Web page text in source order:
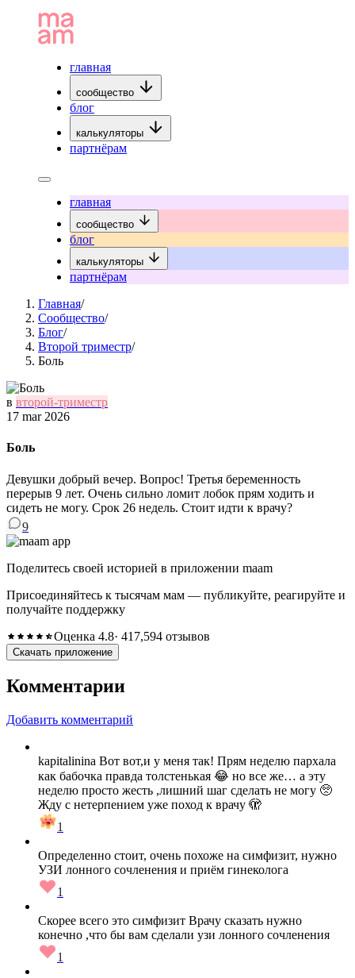
главная
сообщество
блог
калькуляторы
партнёрам
главная
сообщество
блог
калькуляторы
партнёрам
Главная/
Сообщество/
Блог/
Второй триместр/
Боль
в второй-триместр
17 mar 2026
Боль
Девушки добрый вечер. Вопрос! Третья беременность
перерыв 9 лет. Очень сильно ломит лобок прям ходить и
сидеть не могу. Срок 26 недель. Стоит идти к врачу?
9
Поделитесь своей историей в приложении maam
Присоединяйтесь к тысячам мам — публикуйте, реагируйте и
получайте поддержку
Оценка 4.8· 417,594 отзывов
Скачать приложение
Комментарии
Добавить комментарий
kapitalinina Вот вот,и у меня так! Прям неделю пархала
как бабочка правда толстенькая 😂 но все же… а эту
неделю просто жесть ,лишний шаг сделать не могу 🥺
Жду с нетерпением уже поход к врачу 🫣
1
Определенно стоит, очень похоже на симфизит, нужно
УЗИ лонного сочленения и приём гинеколога
1
Скорее всего это симфизит Врачу сказать нужно
конечно ,что бы вам сделали узи лонного сочленения
1